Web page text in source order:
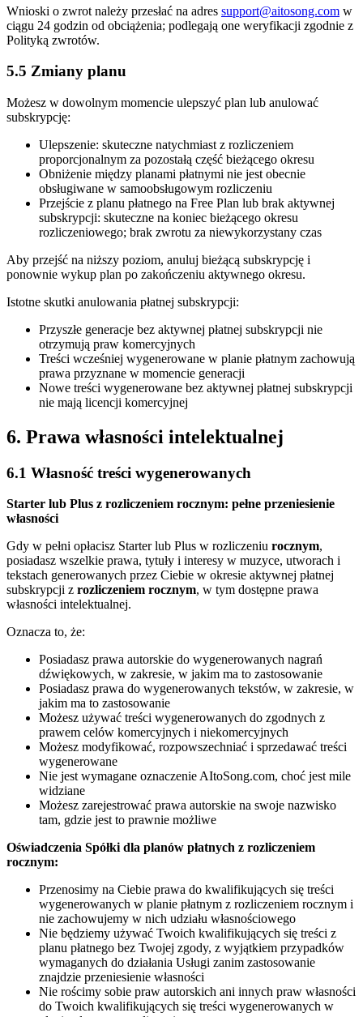
Wnioski o zwrot należy przesłać na adres support@aitosong.com w
ciągu 24 godzin od obciążenia; podlegają one weryfikacji zgodnie z
Polityką zwrotów.
5.5 Zmiany planu
Możesz w dowolnym momencie ulepszyć plan lub anulować
subskrypcję:
Ulepszenie: skuteczne natychmiast z rozliczeniem
proporcjonalnym za pozostałą część bieżącego okresu
Obniżenie między planami płatnymi nie jest obecnie
obsługiwane w samoobsługowym rozliczeniu
Przejście z planu płatnego na Free Plan lub brak aktywnej
subskrypcji: skuteczne na koniec bieżącego okresu
rozliczeniowego; brak zwrotu za niewykorzystany czas
Aby przejść na niższy poziom, anuluj bieżącą subskrypcję i
ponownie wykup plan po zakończeniu aktywnego okresu.
Istotne skutki anulowania płatnej subskrypcji:
Przyszłe generacje bez aktywnej płatnej subskrypcji nie
otrzymują praw komercyjnych
Treści wcześniej wygenerowane w planie płatnym zachowują
prawa przyznane w momencie generacji
Nowe treści wygenerowane bez aktywnej płatnej subskrypcji
nie mają licencji komercyjnej
6. Prawa własności intelektualnej
6.1 Własność treści wygenerowanych
Starter lub Plus z rozliczeniem rocznym: pełne przeniesienie
własności
Gdy w pełni opłacisz Starter lub Plus w rozliczeniu rocznym,
posiadasz wszelkie prawa, tytuły i interesy w muzyce, utworach i
tekstach generowanych przez Ciebie w okresie aktywnej płatnej
subskrypcji z rozliczeniem rocznym, w tym dostępne prawa
własności intelektualnej.
Oznacza to, że:
Posiadasz prawa autorskie do wygenerowanych nagrań
dźwiękowych, w zakresie, w jakim ma to zastosowanie
Posiadasz prawa do wygenerowanych tekstów, w zakresie, w
jakim ma to zastosowanie
Możesz używać treści wygenerowanych do zgodnych z
prawem celów komercyjnych i niekomercyjnych
Możesz modyfikować, rozpowszechniać i sprzedawać treści
wygenerowane
Nie jest wymagane oznaczenie AItoSong.com, choć jest mile
widziane
Możesz zarejestrować prawa autorskie na swoje nazwisko
tam, gdzie jest to prawnie możliwe
Oświadczenia Spółki dla planów płatnych z rozliczeniem
rocznym:
Przenosimy na Ciebie prawa do kwalifikujących się treści
wygenerowanych w planie płatnym z rozliczeniem rocznym i
nie zachowujemy w nich udziału własnościowego
Nie będziemy używać Twoich kwalifikujących się treści z
planu płatnego bez Twojej zgody, z wyjątkiem przypadków
wymaganych do działania Usługi zanim zastosowanie
znajdzie przeniesienie własności
Nie rościmy sobie praw autorskich ani innych praw własności
do Twoich kwalifikujących się treści wygenerowanych w